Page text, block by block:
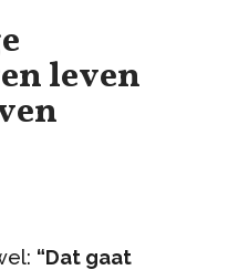
leven
“Dat gaat